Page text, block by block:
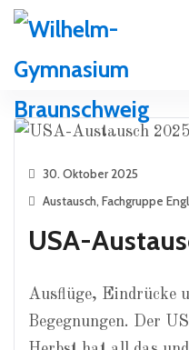
30. Oktober 2025
Austausch, Fachgruppe
USA-
Ausflüge, Eindrücke
Begegnungen. Der